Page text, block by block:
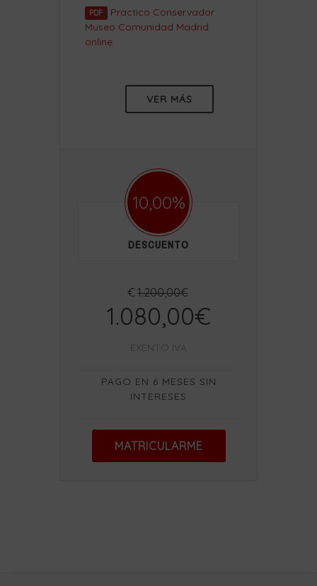
PDF
Practico Conservador
Museo Comunidad Madrid
online
VER MÁS
10,00%
DESCUENTO
€1.200,00€
1.080,00€
EXENTO IVA
PAGO EN 6 MESES SIN
INTERESES
MATRICULARME